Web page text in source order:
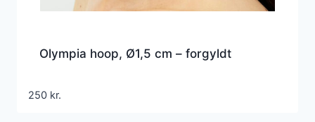
Olympia hoop, Ø1,5 cm – forgyldt
250 kr.